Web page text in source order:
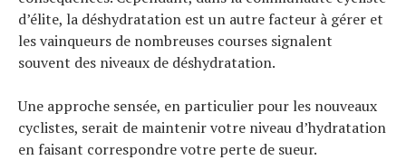
d’élite, la déshydratation est un autre facteur à gérer et
les vainqueurs de nombreuses courses signalent
souvent des niveaux de déshydratation.
Une approche sensée, en particulier pour les nouveaux
cyclistes, serait de maintenir votre niveau d’hydratation
en faisant correspondre votre perte de sueur.